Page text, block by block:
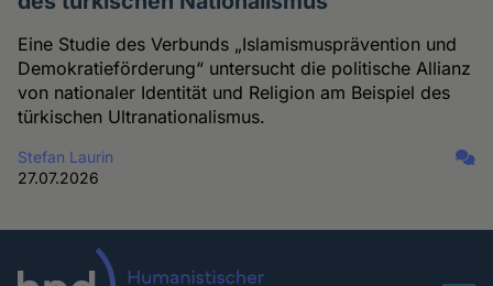
Eine Studie des Verbunds „Islamismusprävention und
Demokratieförderung“ untersucht die politische Allianz
von nationaler Identität und Religion am Beispiel des
türkischen Ultranationalismus.
Stefan Laurin
27.07.2026